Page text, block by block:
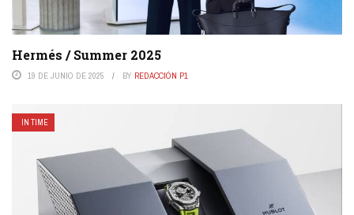
Hermés / Summer 2025
19 DE JUNIO DE 2025 BY REDACCIÓN P1
IN TIME